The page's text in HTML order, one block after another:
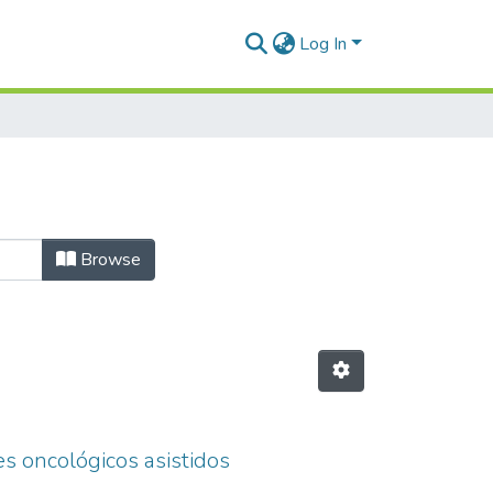
Log In
Browse
oncológicos asistidos